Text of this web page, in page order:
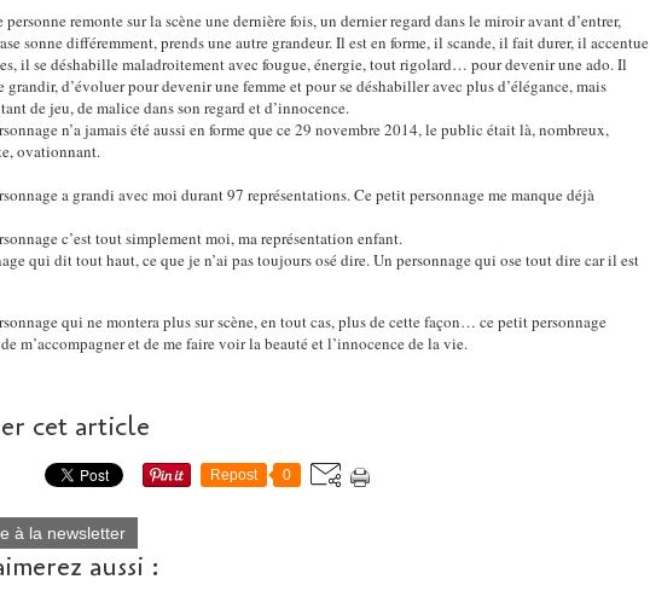
remonte sur la scène une dernière fois, un dernier regard dans le miroir avant d’entrer,
sonne différemment, prends une autre grandeur. Il est en forme, il scande, il fait durer, il accentue
il se déshabille maladroitement avec fougue, énergie, tout rigolard… pour devenir une ado. Il
grandir, d’évoluer pour devenir une femme et pour se déshabiller avec plus d’élégance, mais
de jeu, de malice dans son regard et d’innocence.
n’a jamais été aussi en forme que ce 29 novembre 2014, le public était là, nombreux,
ovationnant.
a grandi avec moi durant 97 représentations. Ce petit personnage me manque déjà
c’est tout simplement moi, ma représentation enfant.
qui dit tout haut, ce que je n’ai pas toujours osé dire. Un personnage qui ose tout dire car il est
qui ne montera plus sur scène, en tout cas, plus de cette façon… ce petit personnage
m’accompagner et de me faire voir la beauté et l’innocence de la vie.
cet article
Repost 0
à la newsletter
aussi :